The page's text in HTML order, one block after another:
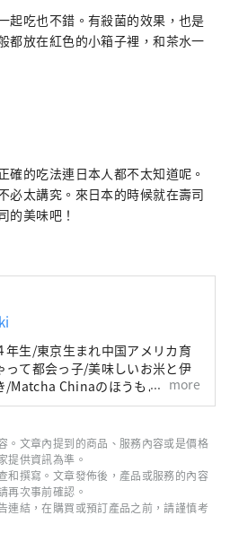
起吃也不錯。有殺菌的效果，也是
都放在紅色的小箱子裡，和茶水一
確的吃法連日本人都不太知道呢。
必太講究。來日本的時候就在壽司
的美味吧！
年生/東京生まれ中国アメリカ育
って都会っ子/美味しいお米と伊
/Matcha Chinaのほうもよろしく
：）
more
。文章內提到的商品、服務內容或是價格
提供資訊為準。
和撰寫。文章發佈後，產品或服務的內容
再次事前確認。
連結，在購買或預訂產品之前，請謹慎考